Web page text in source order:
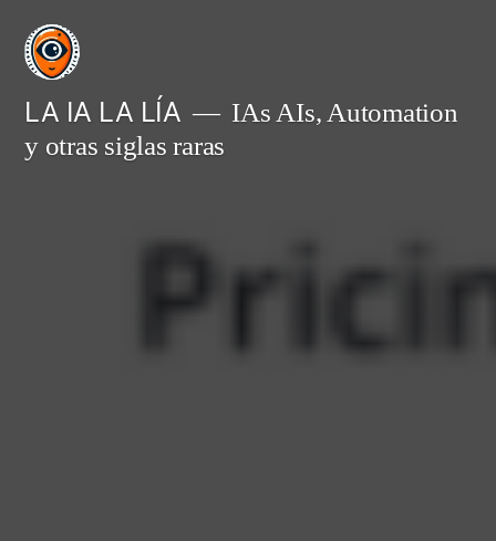
Saltar
contenido
LA IA LA LÍA
IAs AIs, Automation
y otras siglas raras